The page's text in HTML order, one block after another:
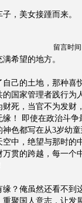
，美女接踵而来。
留言时间
希望的地方。
己的土地，那种喜
国家管理者践行为
死，当官不为发财
！ 即使在政治斗争
色都写在从3岁幼
中，绝望与那时的
贯的跨越，每一个
？俺虽然还看不到
聚国人意志，让发